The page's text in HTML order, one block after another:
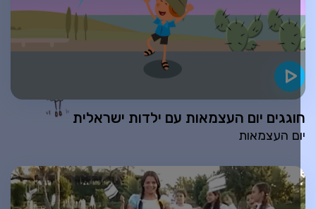
יום העצמאות עם ילדות ישראלית
העצמאות